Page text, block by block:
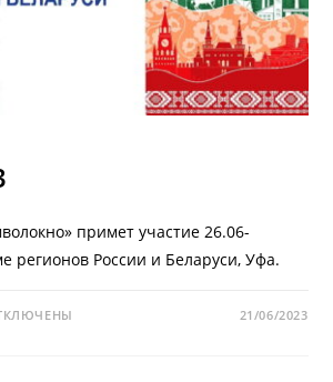
примет участие 26.06-
регионов России и Беларуси, Уфа.
21/06/2023